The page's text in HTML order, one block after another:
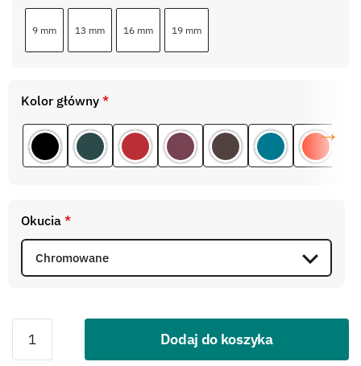
9 mm 13 mm 16 mm 19 mm
Kolor główny *
Okucia *
Dodaj do koszyka